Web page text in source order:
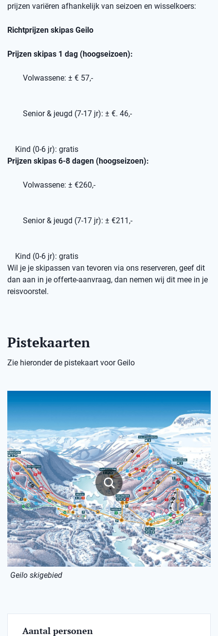
prijzen variëren afhankelijk van seizoen en wisselkoers:
Richtprijzen skipas Geilo
Prijzen skipas 1 dag (hoogseizoen):
Volwassene: ± € 57,-
Senior & jeugd (7-17 jr): ± €. 46,-
Kind (0-6 jr): gratis
Prijzen skipas 6-8 dagen (hoogseizoen):
Volwassene: ± €260,-
Senior & jeugd (7-17 jr): ± €211,-
Kind (0-6 jr): gratis
Wil je je skipassen van tevoren via ons reserveren, geef dit
dan aan in je offerte-aanvraag, dan nemen wij dit mee in je
reisvoorstel.
Pistekaarten
Zie hieronder de pistekaart voor Geilo
Geilo skigebied
Aantal personen